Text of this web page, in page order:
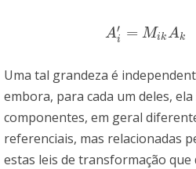
A′
i = MikAk
Ai′= M kAk
Uma tal grandeza é
embora, para cada um deles,
componentes, em geral
referenciais, mas relacionadas
estas leis de transformação